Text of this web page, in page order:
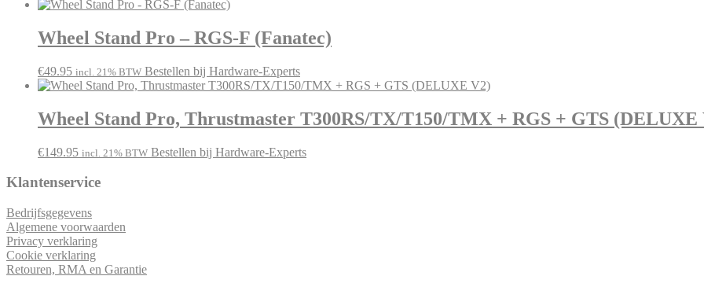
Wheel Stand Pro – RGS-F (Fanatec)
€49.95 incl. 21% BTW Bestellen bij Hardware-Experts
Wheel Stand Pro, Thrustmaster T300RS/TX/T150/TMX + RGS + GTS (DELUXE
€149.95 incl. 21% BTW Bestellen bij Hardware-Experts
Klantenservice
Bedrijfsgegevens
Algemene voorwaarden
Privacy verklaring
Cookie verklaring
Retouren, RMA en Garantie